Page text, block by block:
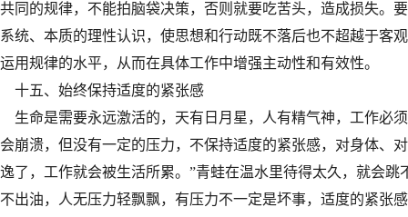
共同的规律，不能拍脑袋决策，否则就要吃苦头，造成损失。
系统、本质的理性认识，使思想和行动既不落后也不超越于客
运用规律的水平，从而在具体工作中增强主动性和有效性。
十五、始终保持适度的紧张感
生命是需要永远激活的，天有日月星，人有精气神，工作必
会崩溃，但没有一定的压力，不保持适度的紧张感，对身体、
逸了，工作就会被生活所累。”青蛙在温水里待得太久，就会
不出油，人无压力轻飘飘，有压力不一定是坏事，适度的紧张